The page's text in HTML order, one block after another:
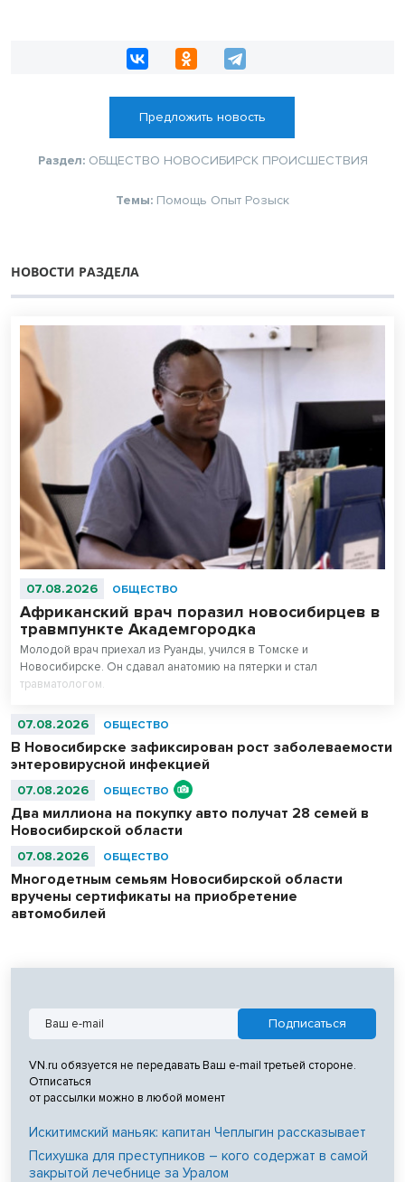
Предложить новость
Раздел: ОБЩЕСТВО НОВОСИБИРСК ПРОИСШЕСТВИЯ
Темы: Помощь Опыт Розыск
НОВОСТИ РАЗДЕЛА
07.08.2026 ОБЩЕСТВО
Африканский врач поразил новосибирцев в
травмпункте Академгородка
Молодой врач приехал из Руанды, учился в Томске и
Новосибирске. Он сдавал анатомию на пятерки и стал
травматологом.
07.08.2026 ОБЩЕСТВО
В Новосибирске зафиксирован рост заболеваемости
энтеровирусной инфекцией
07.08.2026 ОБЩЕСТВО
Два миллиона на покупку авто получат 28 семей в
Новосибирской области
07.08.2026 ОБЩЕСТВО
Многодетным семьям Новосибирской области
вручены сертификаты на приобретение
автомобилей
VN.ru обязуется не передавать Ваш e-mail третьей стороне.
Отписаться
от рассылки можно в любой момент
Искитимский маньяк: капитан Чеплыгин рассказывает
Психушка для преступников – кого содержат в самой
закрытой лечебнице за Уралом